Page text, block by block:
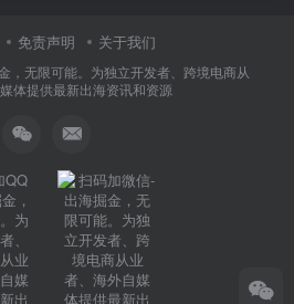
免责声明 关于我们
，无限可能。为独立开发者、跨境电商从
体提供最新出海资讯和资源